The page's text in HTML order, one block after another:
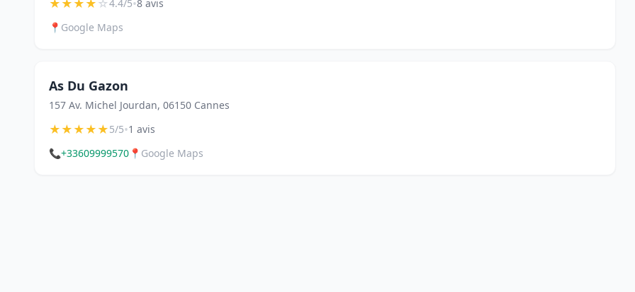
★★★★☆4.4/5•8 avis
📍 Google Maps
As Du Gazon
157 Av. Michel Jourdan, 06150 Cannes
★★★★★5/5•1 avis
📞+33609999570 📍 Google Maps